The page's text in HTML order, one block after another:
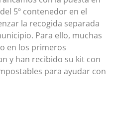
5º contenedor en el
la recogida separada
Para ello, muchas
en los primeros
y han recibido su kit con
para ayudar con